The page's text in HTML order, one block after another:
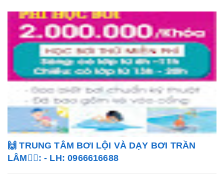
🙌 TRUNG TÂM BƠI LỘI VÀ DẠY BƠI TRẦN
LÂM🏊‍♂️: - LH: 0966616688